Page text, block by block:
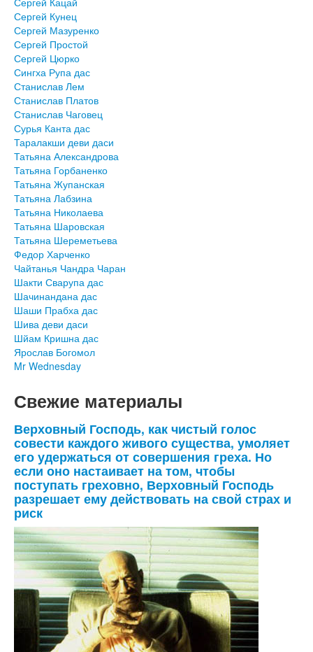
Сергей Кунец
Сергей Мазуренко
Сергей Простой
Сергей Цюрко
Сингха Рупа дас
Станислав Лем
Станислав Платов
Станислав Чаговец
Сурья Канта дас
Таралакши деви даси
Татьяна Александрова
Татьяна Горбаненко
Татьяна Жупанская
Татьяна Лабзина
Татьяна Николаева
Татьяна Шаровская
Татьяна Шереметьева
Федор Харченко
Чайтанья Чандра Чаран
Шакти Сварупа дас
Шачинандана дас
Шаши Прабха дас
Шива деви даси
Шйам Кришна дас
Ярослав Богомол
Mr Wednesday
Свежие материалы
Верховный Господь, как чистый голос
совести каждого живого существа, умоляет
его удержаться от совершения греха. Но
если оно настаивает на том, чтобы
поступать греховно, Верховный Господь
разрешает ему действовать на свой страх и
риск